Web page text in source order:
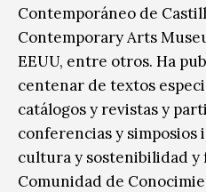
Contemporáneo de
Contemporary Arts
EEUU, entre otros. Ha
centenar de textos
catálogos y revistas y
conferencias y
cultura y sostenibilidad y
Comunidad de